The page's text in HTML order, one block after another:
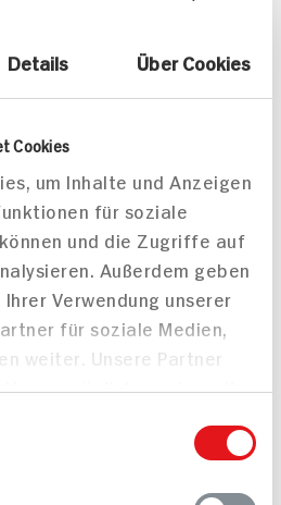
Details Über Cookies
Cookies
um Inhalte und Anzeigen
für soziale
und die Zugriffe auf
Außerdem geben
Verwendung unserer
für soziale Medien,
weiter. Unsere Partner
möglicherweise mit
die sie im Rahmen
75 min
1.287 kcal p. Portion
Mittel
Vegan